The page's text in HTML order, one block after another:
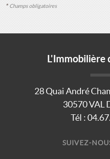
* Champs obligatoires
L'Immobilière
28 Quai André
30570VAL
Tél :
SUIVEZ-